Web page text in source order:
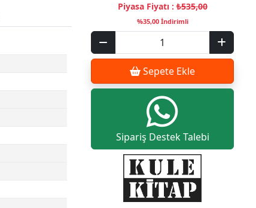
Piyasa Fiyatı :₺535,00
%35,00 İndirimli
Sepete Ekle
Sipariş Destek Talebi